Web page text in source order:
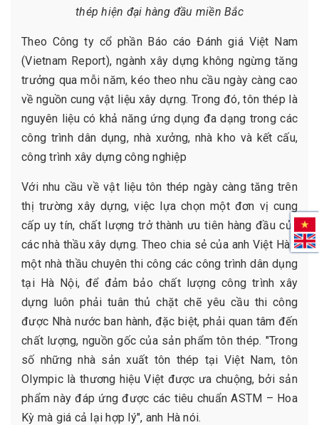
thép hiện đại hàng đầu miền Bắc
Theo Công ty cổ phần Báo cáo Đánh giá Việt Nam
(Vietnam Report), ngành xây dựng không ngừng tăng
trưởng qua mỗi năm, kéo theo nhu cầu ngày càng cao
về nguồn cung vật liệu xây dựng. Trong đó, tôn thép là
nguyên liệu có khả năng ứng dụng đa dạng trong các
công trình dân dụng, nhà xưởng, nhà kho và kết cấu,
công trình xây dựng công nghiệp
Với nhu cầu về vật liệu tôn thép ngày càng tăng trên
thị trường xây dựng, việc lựa chọn một đơn vị cung
cấp uy tín, chất lượng trở thành ưu tiên hàng đầu của
các nhà thầu xây dựng. Theo chia sẻ của anh Việt Hà -
một nhà thầu chuyên thi công các công trình dân dụng
tại Hà Nội, để đảm bảo chất lượng công trình xây
dựng luôn phải tuân thủ chặt chẽ yêu cầu thi công
được Nhà nước ban hành, đặc biệt, phải quan tâm đến
chất lượng, nguồn gốc của sản phẩm tôn thép. "Trong
số những nhà sản xuất tôn thép tại Việt Nam, tôn
Olympic là thương hiệu Việt được ưa chuộng, bởi sản
phẩm này đáp ứng được các tiêu chuẩn ASTM – Hoa
Kỳ mà giá cả lại hợp lý", anh Hà nói.